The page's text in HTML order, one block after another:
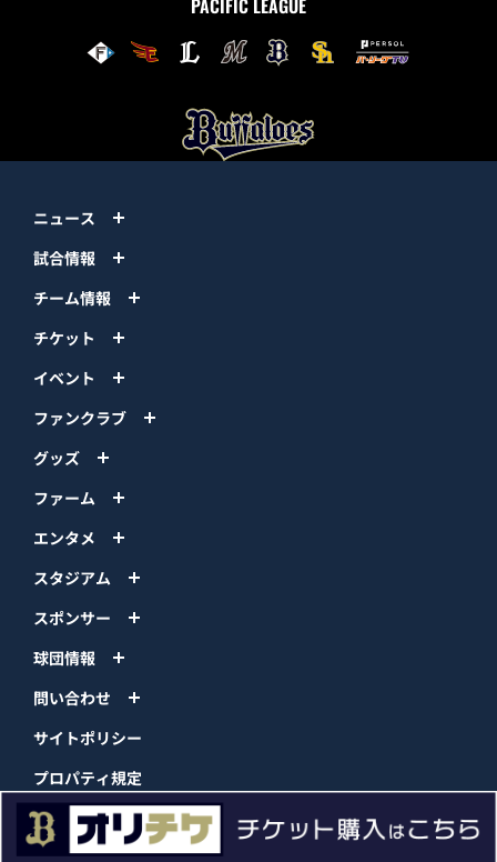
ニュース
試合情報
チーム情報
チケット
イベント
ファンクラブ
グッズ
ファーム
エンタメ
スタジアム
スポンサー
球団情報
問い合わせ
サイトポリシー
プロパティ規定
プライバシーポリシー
BPB DX